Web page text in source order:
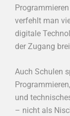
verfehlt man
digitale
der Zugang
Auch Schulen
und
– nicht als